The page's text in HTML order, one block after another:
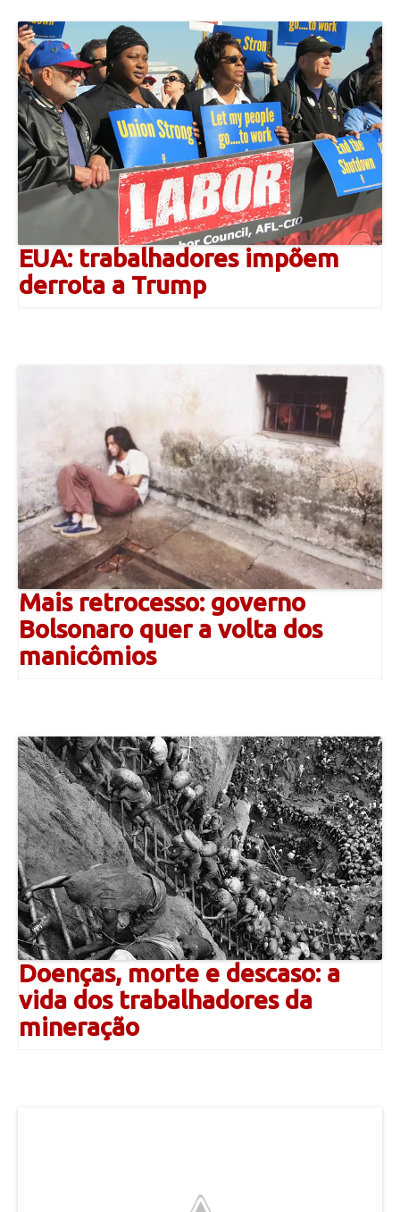
EUA: trabalhadores impõem
derrota a Trump
Mais retrocesso: governo
Bolsonaro quer a volta dos
manicômios
Doenças, morte e descaso: a
vida dos trabalhadores da
mineração